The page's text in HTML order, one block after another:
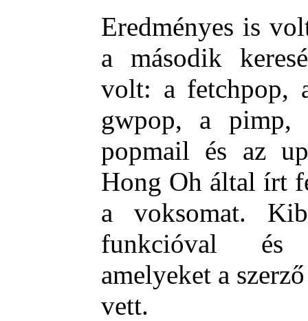
Eredményes is
a második
volt: a fetchpop,
gwpop, a
popmail és az
Hong Oh által írt
a voksomat.
funkcióval és
amelyeket a
vett.